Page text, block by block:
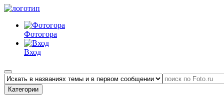
Фотогора
Вход
Категории